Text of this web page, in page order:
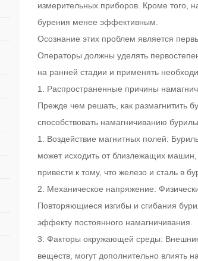
измерительных приборов. Кроме того,
бурения менее эффективным.
Осознание этих проблем является
Операторы должны уделять
на ранней стадии и применять
1. Распространенные причины
Прежде чем решать, как размагнитить
способствовать намагничиванию
1. Воздействие магнитных полей:
может исходить от близлежащих
привести к тому, что железо и сталь в
2. Механическое напряжение:
Повторяющиеся изгибы и сгибания
эффекту постоянного намагничивания.
3. Факторы окружающей среды:
веществ, могут дополнительно влиять